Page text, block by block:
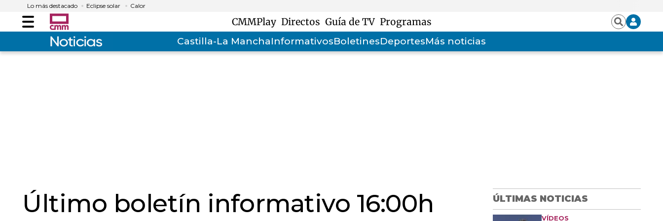
Lo más destacado Eclipse solar Calor
Menú CMMPlay Directos Guía de TV Programas BuscarIniciar
sesión
Castilla-La ManchaInformativosBoletinesDeportesMás noticias
Último boletín informativo 16:00h
ÚLTIMAS NOTICIAS
VÍDEOS